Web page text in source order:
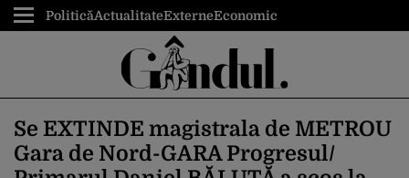
PoliticăActualitateExterneEconomic
Se EXTINDE magistrala de METROU
Gara de Nord-GARA Progresul/